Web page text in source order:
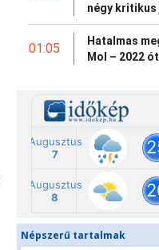
négy kritikus
01:05
Hatalmas
Mol – 2022
Népszerű tartalmak